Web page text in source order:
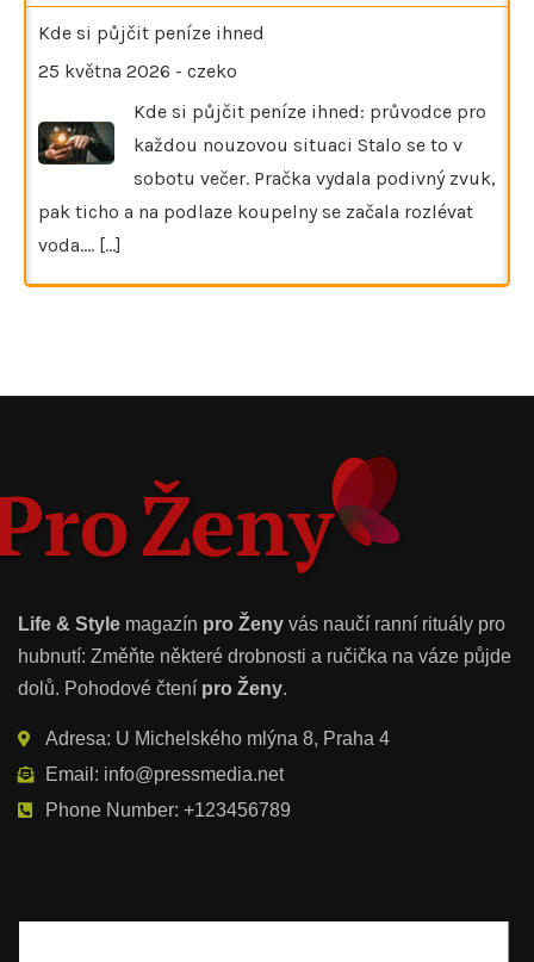
Kde si půjčit peníze ihned
25 května 2026 - czeko
Kde si půjčit peníze ihned: průvodce pro
každou nouzovou situaci Stalo se to v
sobotu večer. Pračka vydala podivný zvuk,
pak ticho a na podlaze koupelny se začala rozlévat
voda.… [...]
Life & Style magazín pro Ženy vás naučí ranní rituály pro
hubnutí: Změňte některé drobnosti a ručička na váze půjde
dolů. Pohodové čtení pro Ženy.
Adresa: U Michelského mlýna 8, Praha 4
Email: info@pressmedia.net
Phone Number: +123456789